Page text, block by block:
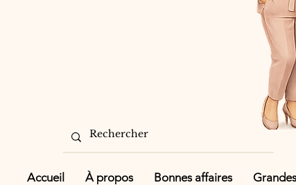
Accueil À propos Bonnes affaires